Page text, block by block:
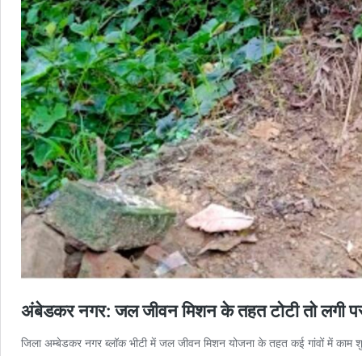
अंबेडकर नगर: जल जीवन मिशन के तहत टोटी तो लगी पर
जिला अम्बेडकर नगर ब्लॉक भीटी में जल जीवन मिशन योजना के तहत कई गांवों में